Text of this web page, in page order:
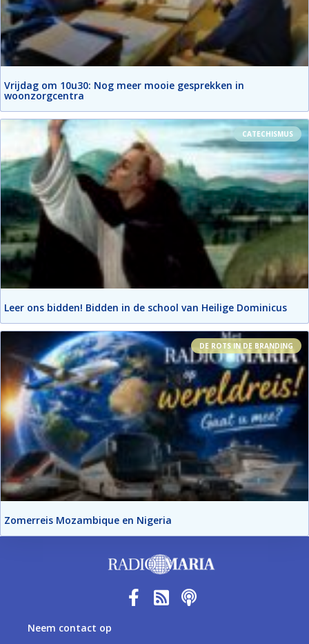
Vrijdag om 10u30: Nog meer mooie gesprekken in
woonzorgcentra
CATECHISMUS
Leer ons bidden! Bidden in de school van Heilige Dominicus
DE ROTS IN DE BRANDING
Zomerreis Mozambique en Nigeria
Neem contact op